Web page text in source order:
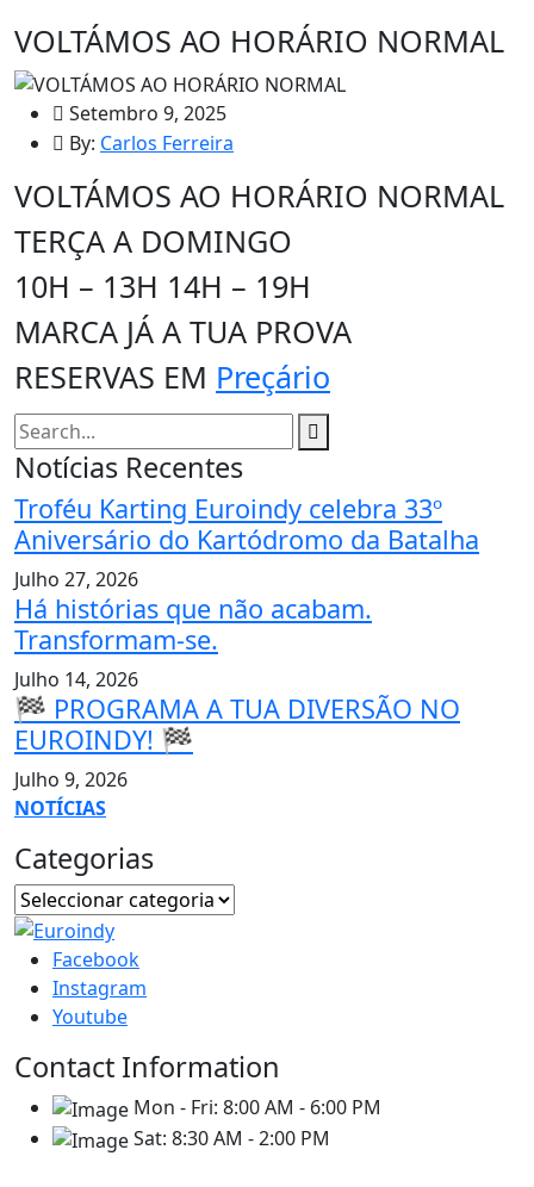
VOLTÁMOS AO HORÁRIO NORMAL
Setembro 9, 2025
By: Carlos Ferreira
VOLTÁMOS AO HORÁRIO NORMAL
TERÇA A DOMINGO
10H – 13H 14H – 19H
MARCA JÁ A TUA PROVA
RESERVAS EM Preçário
Notícias Recentes
Troféu Karting Euroindy celebra 33º
Aniversário do Kartódromo da Batalha
Julho 27, 2026
Há histórias que não acabam.
Transformam-se.
Julho 14, 2026
🏁 PROGRAMA A TUA DIVERSÃO NO
EUROINDY! 🏁
Julho 9, 2026
NOTÍCIAS
Categorias
Facebook
Instagram
Youtube
Contact Information
Mon - Fri: 8:00 AM - 6:00 PM
Sat: 8:30 AM - 2:00 PM